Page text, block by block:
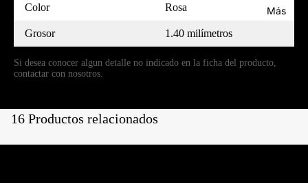
Más
Color Rosa
Grosor 1.40 milímetros
Si desea conocer algun detalle no indicado en la ficha del producto,
contactar con nosotros.
16 Productos relacionados